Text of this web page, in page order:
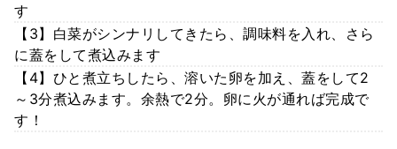
す
【3】白菜がシンナリしてきたら、調味料を入れ、さら
に蓋をして煮込みます
【4】ひと煮立ちしたら、溶いた卵を加え、蓋をして2
～3分煮込みます。余熱で2分。卵に火が通れば完成で
す！